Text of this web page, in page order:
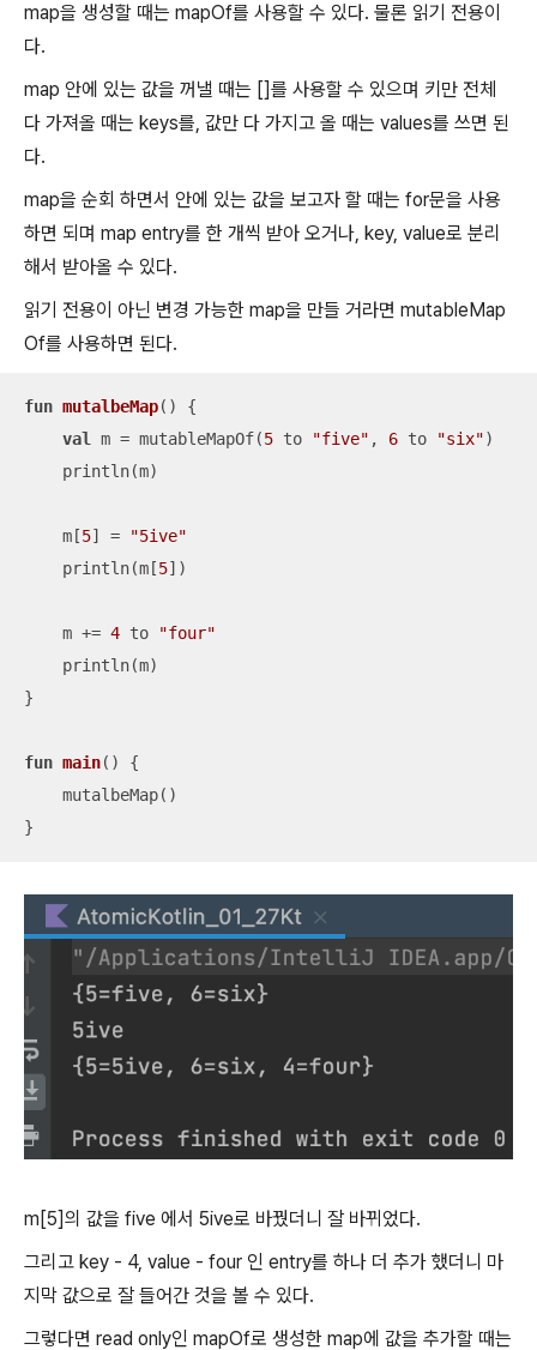
map을 생성할 때는 mapOf를 사용할 수 있다. 물론 읽기 전용이
다.
map 안에 있는 값을 꺼낼 때는 []를 사용할 수 있으며 키만 전체
다 가져올 때는 keys를, 값만 다 가지고 올 때는 values를 쓰면 된
다.
map을 순회 하면서 안에 있는 값을 보고자 할 때는 for문을 사용
하면 되며 map entry를 한 개씩 받아 오거나, key, value로 분리
해서 받아올 수 있다.
읽기 전용이 아닌 변경 가능한 map을 만들 거라면 mutableMap
Of를 사용하면 된다.
fun mutalbeMap()
{
val
m = mutableMapOf(5 to "five" , 6 to "six")
    println(m)
    m[
5] =
"5ive"
    println(m[
5])
    m +=
4 to
"four"
    println(m)
}
fun main()
{
    mutalbeMap()
}
m[5]의 값을 five 에서 5ive로 바꿨더니 잘 바뀌었다.
그리고 key - 4, value - four 인 entry를 하나 더 추가 했더니 마
지막 값으로 잘 들어간 것을 볼 수 있다.
그렇다면 read only인 mapOf로 생성한 map에 값을 추가할 때는